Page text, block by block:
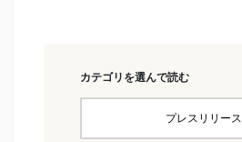
カテゴリを選んで読む
プレスリリース